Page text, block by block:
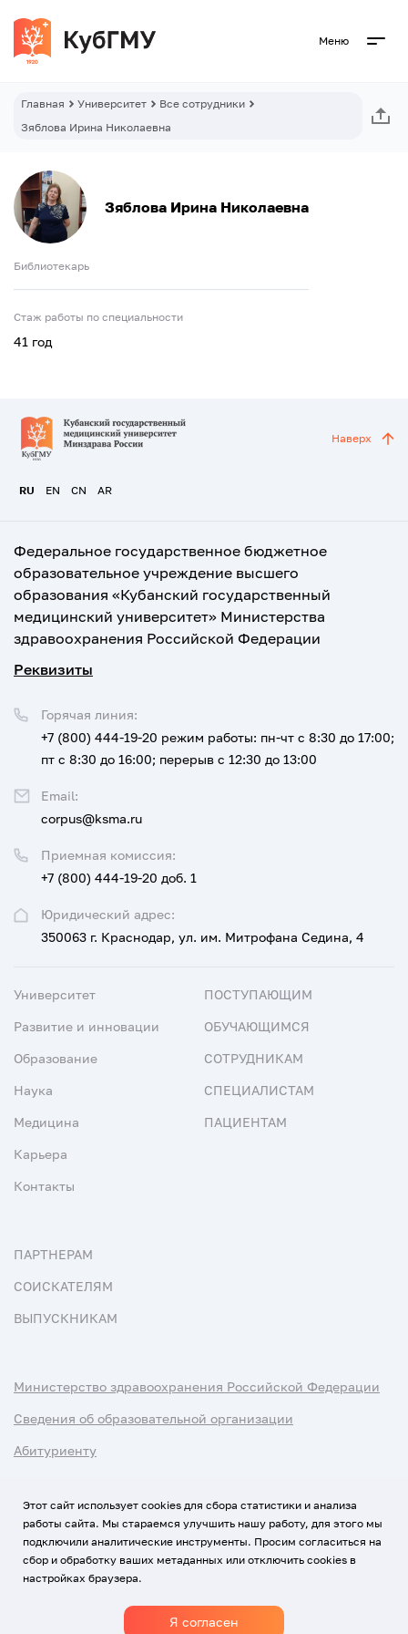
Меню
Главная Университет
Все сотрудники
Зяблова Ирина Николаевна
Зяблова Ирина Николаевна
Библиотекарь
Стаж работы по специальности
41 год
RU EN CN AR
Наверх
Федеральное государственное бюджетное
образовательное учреждение высшего
образования «Кубанский государственный
медицинский университет» Министерства
здравоохранения Российской Федерации
Реквизиты
Юридический адрес:
350063 г. Краснодар, ул. им. Митрофана Седина, 4
Приемная комиссия:
+7 (800) 444-19-20 доб. 1
Горячая линия:
+7 (800) 444-19-20 режим работы: пн-чт с 8:30 до 17:00;
пт с 8:30 до 16:00; перерыв с 12:30 до 13:00
Email:
corpus@ksma.ru
Университет
Развитие и инновации
Образование
Наука
Медицина
Карьера
Контакты
ПОСТУПАЮЩИМ
ОБУЧАЮЩИМСЯ
СОТРУДНИКАМ
СПЕЦИАЛИСТАМ
ПАЦИЕНТАМ
ПАРТНЕРАМ
СОИСКАТЕЛЯМ
ВЫПУСКНИКАМ
Министерство здравоохранения Российской Федерации
Сведения об образовательной организации
Абитуриенту
Использование Cookies
Политика обработки персональных данных
Этот сайт использует cookies для сбора статистики и анализа
работы сайта. Мы стараемся улучшить нашу работу, для этого мы
подключили аналитические инструменты. Просим согласиться на
сбор и обработку ваших метаданных или отключить cookies в
настройках браузера.
Я согласен